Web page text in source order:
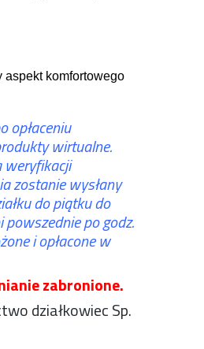
aspekt komfortowego
opłaceniu
wirtualne.
weryfikacji
zostanie wysłany
do piątku do
po godz.
i opłacone w
zabronione.
działkowiec Sp.